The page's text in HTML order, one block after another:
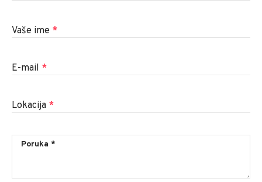
Vaše ime *
E-mail *
Lokacija *